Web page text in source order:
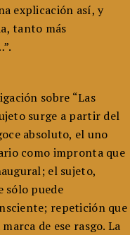
explicación así, y
tanto más
sobre “Las
surge a partir del
absoluto, el uno
como impronta que
el sujeto,
sólo puede
repetición que
de ese rasgo. La